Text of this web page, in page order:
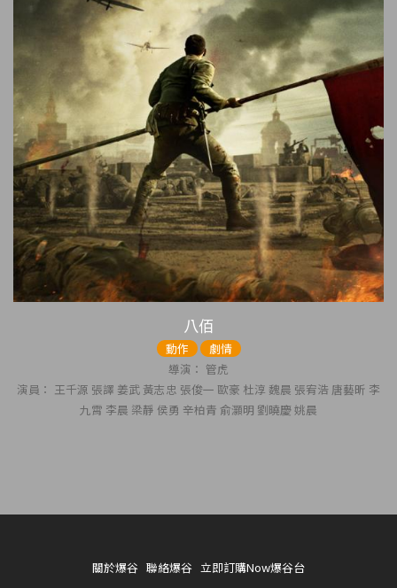
八佰
動作
劇情
導演： 管虎
演員： 王千源 張譯 姜武 黃志忠 張俊一 歐豪 杜淳 魏晨 張宥浩 唐藝昕 李
九霄 李晨 梁靜 侯勇 辛柏青 俞灝明 劉曉慶 姚晨
關於爆谷 聯絡爆谷 立即訂購Now爆谷台